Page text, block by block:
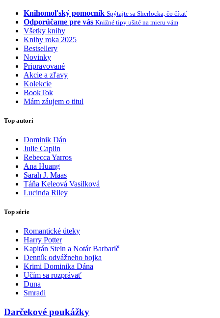
Knihomoľský pomocník Spýtajte sa Sherlocka, čo čítať
Odporúčame pre vás Knižné tipy ušité na mieru vám
Všetky knihy
Knihy roka 2025
Bestsellery
Novinky
Pripravované
Akcie a zľavy
Kolekcie
BookTok
Mám záujem o titul
Top autori
Dominik Dán
Julie Caplin
Rebecca Yarros
Ana Huang
Sarah J. Maas
Táňa Keleová Vasilková
Lucinda Riley
Top série
Romantické úteky
Harry Potter
Kapitán Stein a Notár Barbarič
Denník odvážneho bojka
Krimi Dominika Dána
Učím sa rozprávať
Duna
Smradi
Darčekové poukážky